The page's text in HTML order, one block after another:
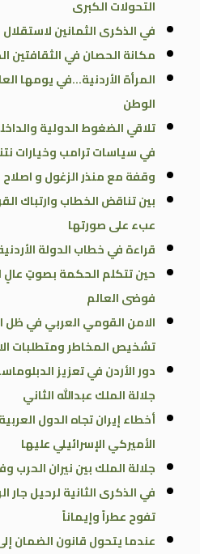
التحولات الكبرى
في الذكرى الثمانين
مكانة الحصان في الثقافتين
المرأة الأردنية…في يومها
الوطن
تلاقي الضغوط الدولية
في سياسات ترامب وخيارات
وقفة مع منذر الزغول و اصلاح
بين تناقض الخطاب وارتباك
عبء على صورتها
قراءة في خطاب الدولة
حين تتكلم الحكمة بصوتٍ عالٍ
فوضى العالم
الامن القومي العربي في ظل
تشخيص المخاطر ومتطلبات
دور الأردن في تعزيز
جلالة الملك عبدالله الثاني
أخطاء إيران تجاه الدول
الأميركي الإسرائيلي عليها
جلالة الملك بين نيران الحرب
في الذكرى الثانية لرحيل
تفوح عطراً وإيماناً
عندما يتحول قانون الضمان